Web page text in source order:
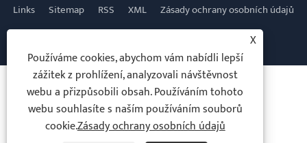
Links Sitemap RSS XML Zásady ochrany osobních údajů
X
Používáme cookies, abychom vám nabídli lepší
zážitek z prohlížení, analyzovali návštěvnost
webu a přizpůsobili obsah. Používáním tohoto
webu souhlasíte s naším používáním souborů
cookie.Zásady ochrany osobních údajů